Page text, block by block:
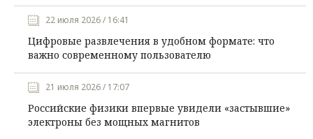
22 июля 2026 / 16:41
Цифровые развлечения в удобном формате: что
важно современному пользователю
21 июля 2026 / 17:07
Российские физики впервые увидели «застывшие»
электроны без мощных магнитов